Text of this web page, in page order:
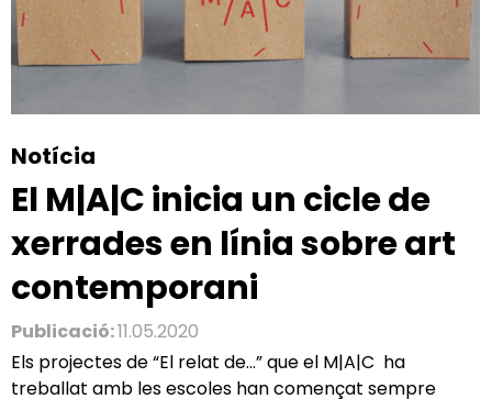
Notícia
El M|A|C inicia un cicle de
xerrades en línia sobre art
contemporani
Publicació:11.05.2020
Els projectes de “El relat de…” que el M|A|C ha
treballat amb les escoles han començat sempre